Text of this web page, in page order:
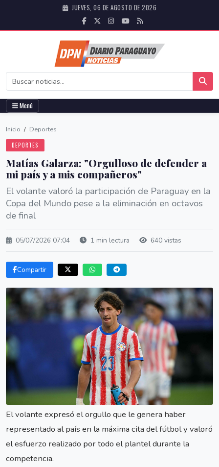
JUEVES, 06 DE AGOSTO DE 2026
Menú
Inicio / Deportes
DEPORTES
Matías Galarza: "Orgulloso de defender a
mi país y a mis compañeros"
El volante valoró la participación de Paraguay en la
Copa del Mundo pese a la eliminación en octavos
de final
05/07/2026 07:04 1 min lectura 640 vistas
Compartir
El volante expresó el orgullo que le genera haber
representado al país en la máxima cita del fútbol y valoró
el esfuerzo realizado por todo el plantel durante la
competencia.